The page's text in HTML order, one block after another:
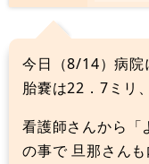
今日（8/14）病院
胎嚢は22．7ミリ
看護師さんから「
の事で 旦那さん